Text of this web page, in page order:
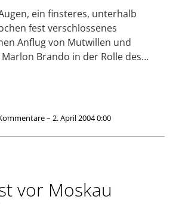
ein finsteres, unterhalb
fest verschlossenes
Anflug von Mutwillen und
Brando in der Rolle des…
– 2. April 2004 0:00
vor Moskau